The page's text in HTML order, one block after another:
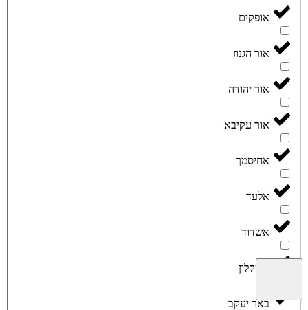
אופקים
אור הגנוז
אור יהודה
אור עקיבא
אחיסמך
אלעד
אשדוד
אשקלון
באר יעקב